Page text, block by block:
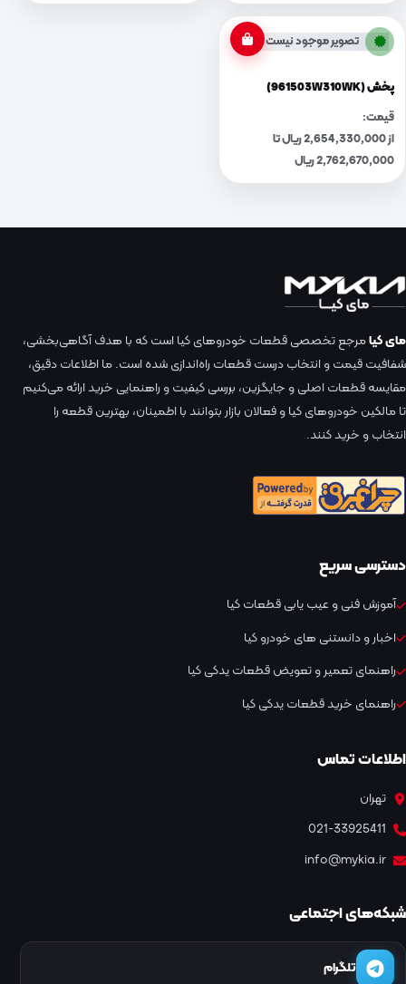
تصویر موجود نیست
پخش (961503W310WK)
قیمت:
از 2,654,330,000 ریال تا
2,762,670,000 ریال
مای کیامرجع تخصصی قطعات خودروهای کیا است که با هدف آگاهی‌بخشی،
شفافیت قیمت و انتخاب درست قطعات راه‌اندازی شده است. ما اطلاعات دقیق،
مقایسه قطعات اصلی و جایگزین، بررسی کیفیت و راهنمایی خرید ارائه می‌کنیم
تا مالکین خودروهای کیا و فعالان بازار بتوانند با اطمینان، بهترین قطعه را
انتخاب و خرید کنند.
دسترسی سریع
آموزش فنی و عیب یابی قطعات کیا
اخبار و دانستنی های خودرو کیا
راهنمای تعمیر و تعویض قطعات یدکی کیا
راهنمای خرید قطعات یدکی کیا
اطلاعات تماس
تهران
021-33925411
info@mykia.ir
شبکه‌های اجتماعی
تلگرام